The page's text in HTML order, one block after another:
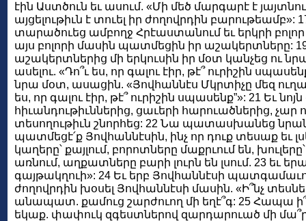
էին Աստծուն եւ ասում. «Մի մեծ մարգարէ է
այցելութիւն է տուել իր ժողովրդին բարութեամբ»:
տարածուեց ամբողջ Հրէաստանում եւ երկրի բոլոր
այս բոլորի մասին պատմեցին իր աշակերտները:
աշակերտներից մի երկուսին իր մօտ կանչեց ու
ասելու. «Դո՞ւ ես, որ գալու էիր, թէ՞ ուրիշին
նրա մօտ, ասացին. «Յովհաննէս Մկրտիչը մեզ
ես, որ գալու էիր, թէ՞ ուրիշին սպասենք”»: 21 Եւ
հիւանդութիւններից, ցաւերի հարուածներից, չար
տեսողութիւն շնորհեց: 22 Նա պատասխանեց
պատմեցէ՛ք Յովհաննէսին, ինչ որ դուք տեսաք եւ
կաղերը՝ քայլում, բորոտները մաքրւում են,
առնում, աղքատները բարի լուրն են լսում. 23 եւ
գայթակղուի»: 24 Եւ երբ Յովհաննէսի
ժողովրդին խօսել Յովհաննէսի մասին. «Ի՞նչ
անապատ. քամուց շարժուող մի եղէ՞գ: 25 Հապա
եկաք. փափուկ զգեստներով զարդարուած մի